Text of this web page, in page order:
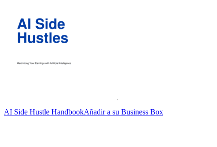
AI Side Hustle HandbookAñadir a su Business Box